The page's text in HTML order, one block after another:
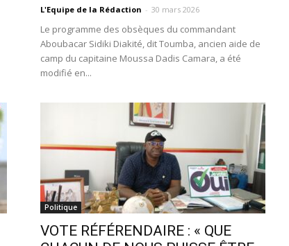
L'Equipe de la Rédaction - 30 mars 2026
Le programme des obsèques du commandant
Aboubacar Sidiki Diakité, dit Toumba, ancien aide de
camp du capitaine Moussa Dadis Camara, a été
modifié en...
Politique
VOTE RÉFÉRENDAIRE : « QUE